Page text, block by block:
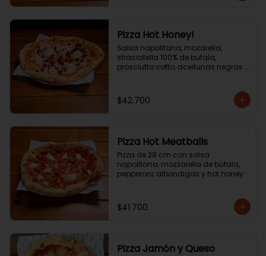
Pizza Hot Honey!
Salsa napolitana, mozarella,
straciatella 100% de bufala,
prosciutto cotto, aceitunas negras y
$42.700
Pizza Hot Meatballs
Pizza de 28 cm con salsa
napolitana, mozzarella de búfala,
pepperoni, albondigas y hot honey.
$41.700
Pizza Jamón y Queso